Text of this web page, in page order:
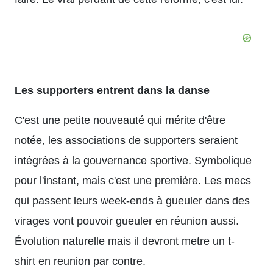
Les supporters entrent dans la danse
C'est une petite nouveauté qui mérite d'être
notée, les associations de supporters seraient
intégrées à la gouvernance sportive. Symbolique
pour l'instant, mais c'est une première. Les mecs
qui passent leurs week-ends à gueuler dans des
virages vont pouvoir gueuler en réunion aussi.
Évolution naturelle mais il devront metre un t-
shirt en reunion par contre.